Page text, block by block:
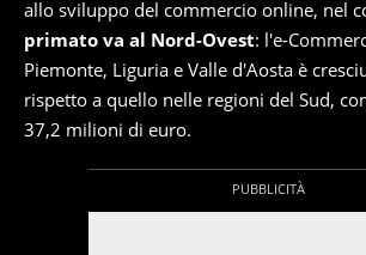
allo sviluppo del commercio online, nel
primato va al Nord-Ovest: l'e-
Piemonte, Liguria e Valle d'Aosta è
rispetto a quello nelle regioni del Sud,
37,2 milioni di euro.